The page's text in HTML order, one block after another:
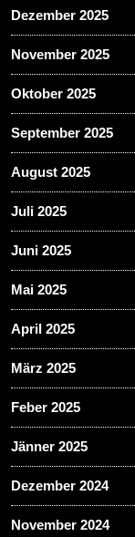
Dezember 2025
November 2025
Oktober 2025
September 2025
August 2025
Juli 2025
Juni 2025
Mai 2025
April 2025
März 2025
Feber 2025
Jänner 2025
Dezember 2024
November 2024